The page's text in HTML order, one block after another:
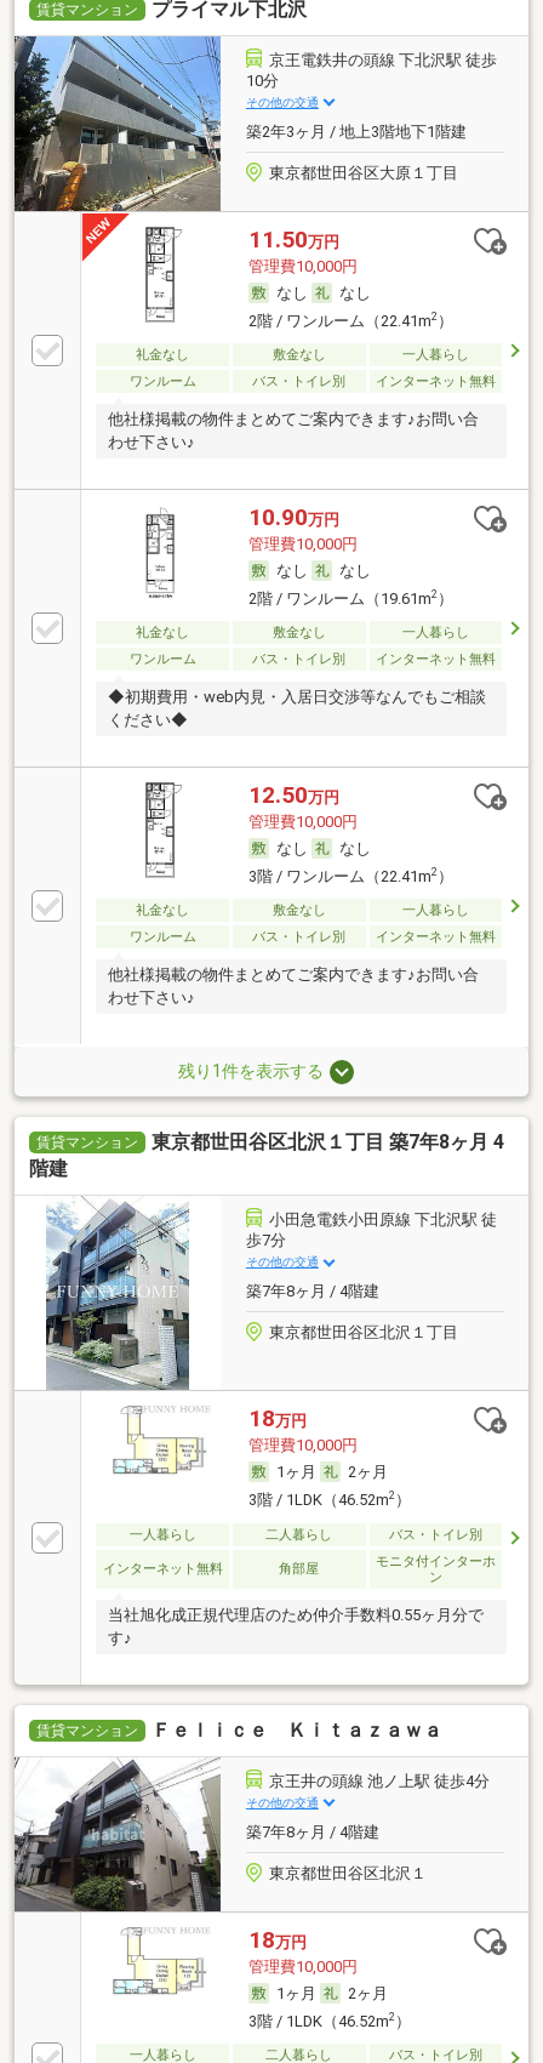
賃貸マンション プライマル下北沢
京王電鉄井の頭線 下北沢駅 徒歩
10分
その他の交通
築2年3ヶ月 / 地上3階地下1階建
東京都世田谷区大原１丁目
11.50万円
管理費10,000円
なし
なし
2階 / ワンルーム（22.41m2）
礼金なし 敷金なし
一人暮らし
ワンルーム
バス・トイレ別 インターネット無料
他社様掲載の物件まとめてご案内できます♪お問い合
わせ下さい♪
10.90万円
管理費10,000円
なし
なし
2階 / ワンルーム（19.61m2）
礼金なし 敷金なし
一人暮らし
ワンルーム
バス・トイレ別 インターネット無料
◆初期費用・web内見・入居日交渉等なんでもご相談
ください◆
12.50万円
管理費10,000円
なし
なし
3階 / ワンルーム（22.41m2）
礼金なし 敷金なし
一人暮らし
ワンルーム
バス・トイレ別 インターネット無料
他社様掲載の物件まとめてご案内できます♪お問い合
わせ下さい♪
残り1件を表示する
賃貸マンション
東京都世田谷区北沢１丁目 築7年8ヶ月 4
階建
小田急電鉄小田原線 下北沢駅 徒
歩7分
その他の交通
築7年8ヶ月 / 4階建
東京都世田谷区北沢１丁目
18万円
管理費10,000円
1ヶ月
2ヶ月
3階 / 1LDK（46.52m2）
一人暮らし 二人暮らし バス・トイレ別
インターネット無料 角部屋
モニタ付インターホ
ン
当社旭化成正規代理店のため仲介手数料0.55ヶ月分で
す♪
賃貸マンション Ｆｅｌｉｃｅ Ｋｉｔａｚａｗａ
京王井の頭線 池ノ上駅 徒歩4分
その他の交通
築7年8ヶ月 / 4階建
東京都世田谷区北沢１
18万円
管理費10,000円
1ヶ月
2ヶ月
3階 / 1LDK（46.52m2）
一人暮らし 二人暮らし バス・トイレ別